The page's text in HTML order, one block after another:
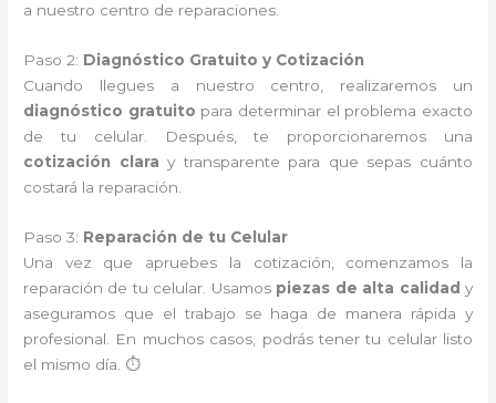
a nuestro centro de reparaciones.
Paso 2: Diagnóstico Gratuito y Cotización
Cuando llegues a nuestro centro, realizaremos un
diagnóstico gratuito para determinar el problema exacto
de tu celular. Después, te proporcionaremos una
cotización clara y transparente para que sepas cuánto
costará la reparación.
Paso 3: Reparación de tu Celular
Una vez que apruebes la cotización, comenzamos la
reparación de tu celular. Usamos piezas de alta calidad y
aseguramos que el trabajo se haga de manera rápida y
profesional. En muchos casos, podrás tener tu celular listo
el mismo día. ⏱️